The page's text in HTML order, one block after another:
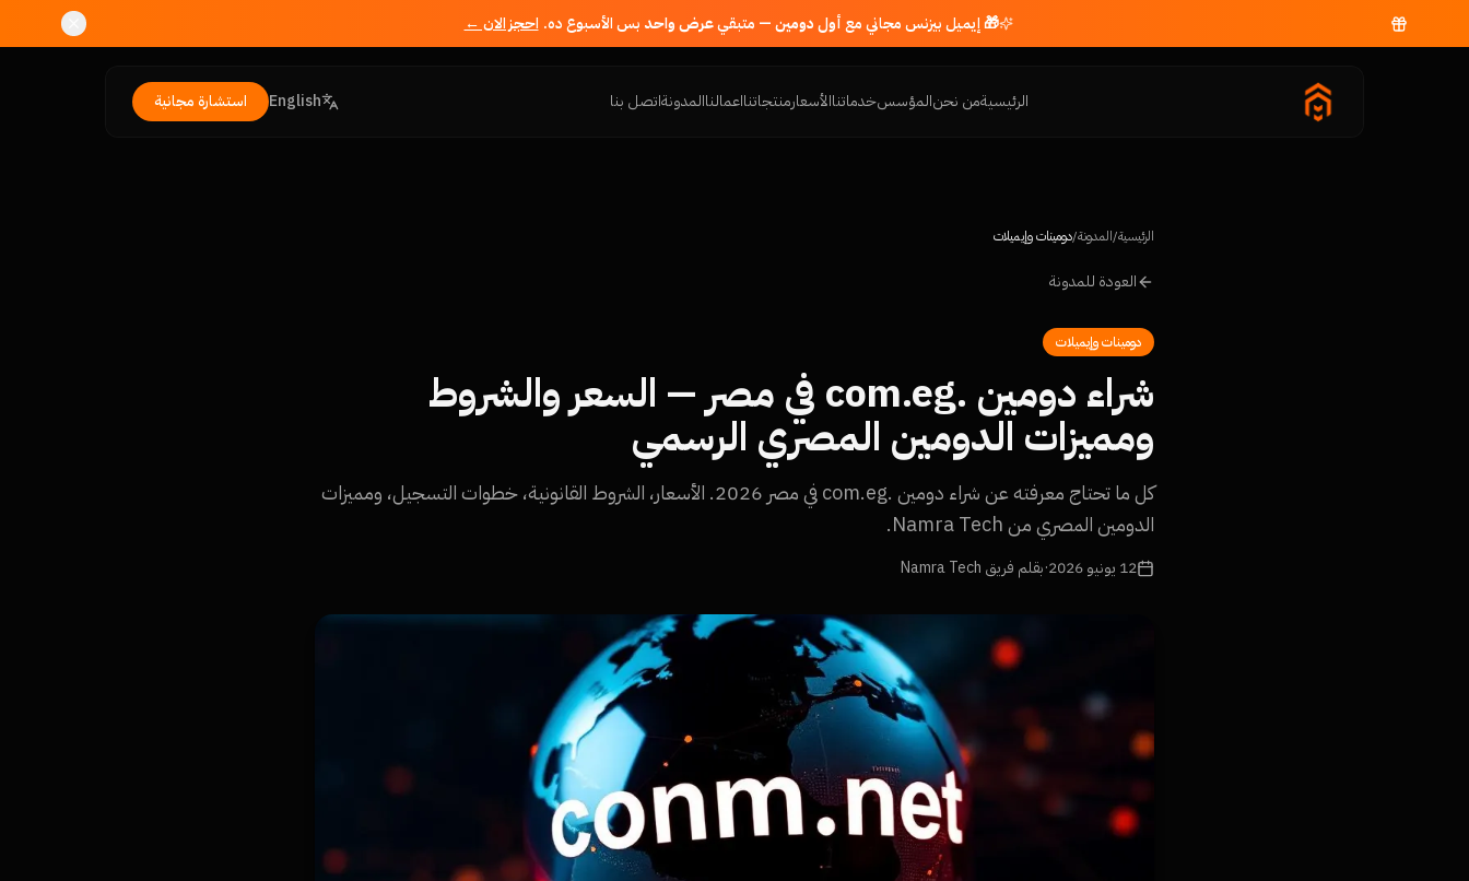
🎁 إيميل بيزنس مجاني معأول دومين— متبقيعرض واحد بس الأسبوع ده. احجز الان ←
الرئيسيةمن نحنالمؤسسخدماتناالأسعارمنتجاتنااعمالناالمدونةاتصل بنا English استشارة مجانية
الرئيسية/المدونة/دومينات وإيميلات
العودة للمدونة
دومينات وإيميلات
شراء دومين .com.eg في مصر — السعر والشروط
ومميزات الدومين المصري الرسمي
كل ما تحتاج معرفته عن شراء دومين .com.eg في مصر 2026. الأسعار، الشروط القانونية، خطوات التسجيل، ومميزات
الدومين المصري من Namra Tech.
12 يونيو 2026 ·بقلم فريق Namra Tech